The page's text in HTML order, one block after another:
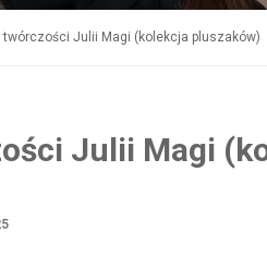
twórczości Julii Magi (kolekcja pluszaków)
Julii Magi